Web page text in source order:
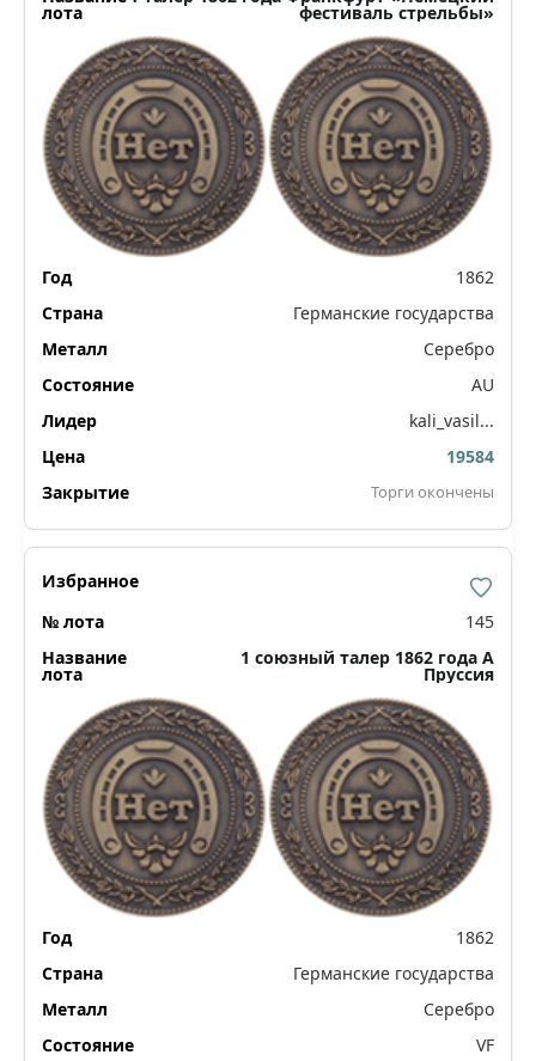
фестиваль стрельбы»
1862
Германские государства
Серебро
AU
kali_vasil...
19584
Торги окончены
145
1 союзный талер 1862 года А
Пруссия
1862
Германские государства
Серебро
VF